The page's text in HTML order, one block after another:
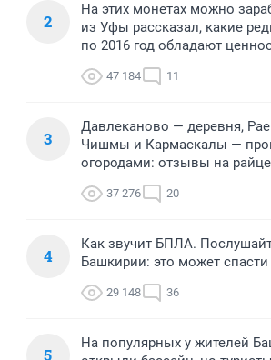
2
На этих монетах можно
из Уфы рассказал, какие
по 2016 год обладают
47 184 11
3
Давлеканово — деревня,
Чишмы и Кармаскалы —
огородами: отзывы на
37 276 20
4
Как звучит БПЛА.
Башкирии: это может
29 148 36
5
На популярных у жителей